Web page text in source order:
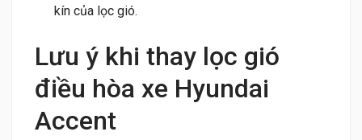
kín của lọc gió.
Lưu ý khi thay lọc gió
điều hòa xe Hyundai
Accent